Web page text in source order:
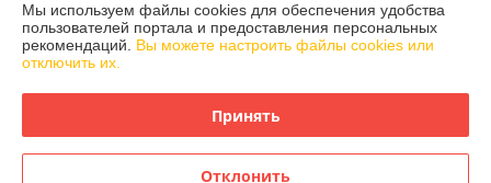
Доставка и оплата
Полная версия сайта
Мы используем файлы cookies для обеспечения удобства
пользователей портала и предоставления персональных
рекомендаций. Вы можете настроить файлы cookies или
отключить их.
Принять
Отклонить